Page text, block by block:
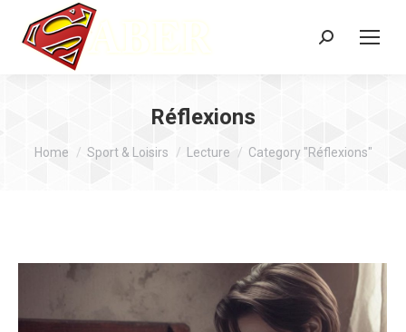
Search:
Réflexions
You are here:
Home Sport & Loisirs Lecture Category "Réflexions"